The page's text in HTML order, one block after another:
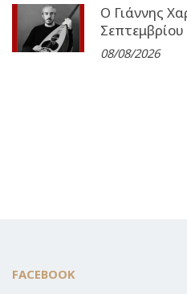
Ο Γιάννης
08/08/2026
FACEBOOK